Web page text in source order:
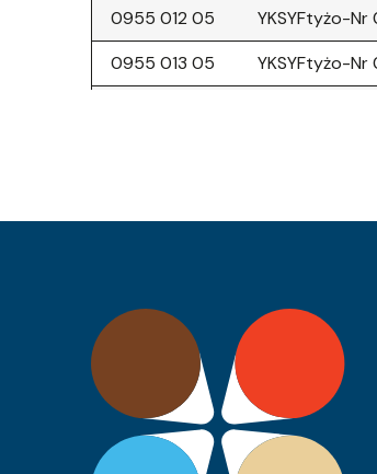
0955 012 05
YKSYFtyżo-Nr
0955 013 05
YKSYFtyżo-Nr
0955 003 05
YKSYFtyżo-Nr
0955 004 05
YKSYFtyżo-
0951 050 05
YKSYFty-Nr
0951 051 05
YKSYFty-Nr